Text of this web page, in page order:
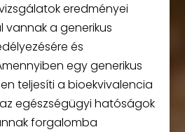
eredményei
vannak a generikus
és
egy generikus
teljesíti a bioekvivalencia
egészségügyi hatóságok
forgalomba